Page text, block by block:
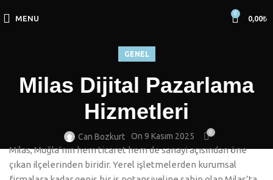
MENU
0
0,00₺
GENEL
Milas Dijital Pazarlama
Hizmetleri
Can Bozkurt On 9 Kasım 2025 0
Milas, Muğla’nın hem ticaret hem de sanayi açısından öne
çıkan ilçelerinden biridir. Yerel işletmelerden kurumsal